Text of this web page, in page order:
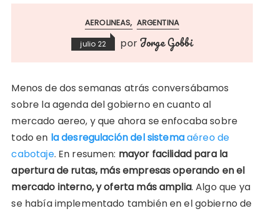
AEROLINEAS ARGENTINA
julio 22 por Jorge Gobbi
Menos de dos semanas atrás conversábamos
sobre la agenda del gobierno en cuanto al
mercado aereo, y que ahora se enfocaba sobre
todo en la desregulación del sistemaaéreo de
cabotaje. En resumen: mayor facilidad para la
apertura de rutas, más empresas operando en el
mercado interno, y oferta más amplia. Algo que ya
se había implementado también en el gobierno de